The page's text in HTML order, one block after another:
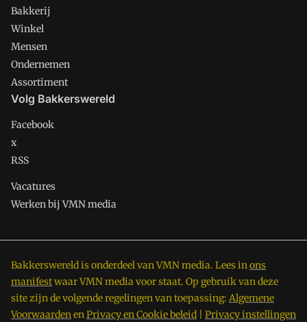
Bakkerij
Winkel
Mensen
Ondernemen
Assortiment
Volg Bakkerswereld
Facebook
x
RSS
Vacatures
Werken bij VMN media
Bakkerswereld is onderdeel van VMN media. Lees inons
manifestwaar VMN media voor staat. Op gebruik van deze
site zijn de volgende regelingen van toepassing: Algemene
VoorwaardenenPrivacy en Cookie beleid Privacy instellingen